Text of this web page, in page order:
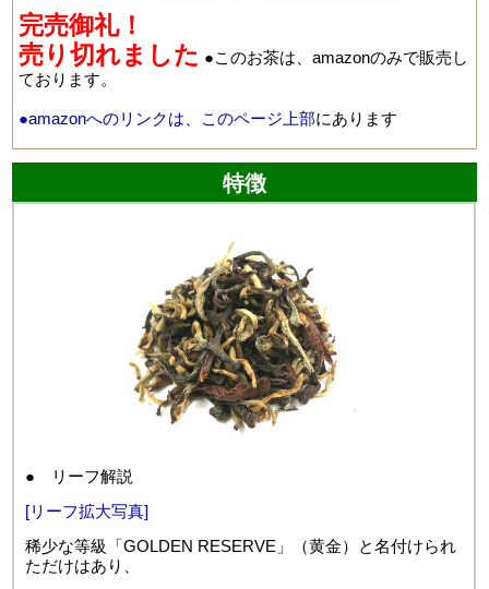
完売御礼！
売り切れました ●このお茶は、amazonのみで販売し
ております。
●amazonへのリンクは、このページ上部にあります
特徴
● リーフ解説
[リーフ拡大写真]
稀少な等級「GOLDEN RESERVE」（黄金）と名付けられ
ただけはあり、